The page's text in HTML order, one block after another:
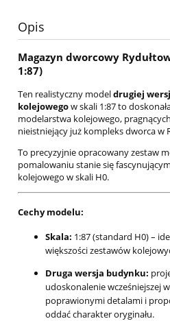
Opis
Magazyn dworcowy
1:87)
Ten realistyczny modeldrugiej
kolejowegow skali 1:87 to
modelarstwa kolejowego,
nieistniejący już kompleks dworca w
To precyzyjnie opracowany zestaw
pomalowaniu stanie się
kolejowego w skali H0.
Cechy modelu:
Skala: 1:87 (standard H0) –
większości zestawów
Druga wersja budynku:
udoskonalenie wcześniejszej
poprawionymi detalami i
oddać charakter oryginału.